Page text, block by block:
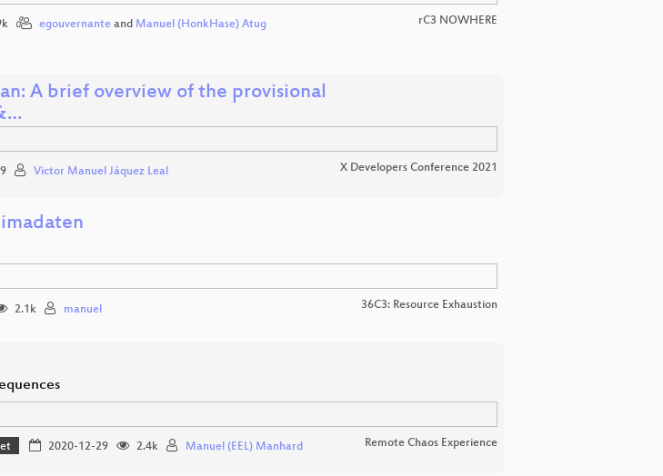
egouvernanteand Manuel (HonkHase) Atug rC3 NOWHERE
A brief overview of the provisional
Victor Manuel Jáquez Leal X Developers Conference 2021
2.1k manuel 36C3: Resource Exhaustion
2020-12-29 2.4k Manuel (EEL) Manhard Remote Chaos Experience